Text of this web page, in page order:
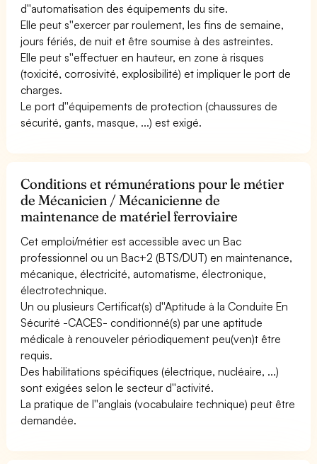
d''automatisation des équipements du site.
Elle peut s''exercer par roulement, les fins de semaine,
jours fériés, de nuit et être soumise à des astreintes.
Elle peut s''effectuer en hauteur, en zone à risques
(toxicité, corrosivité, explosibilité) et impliquer le port de
charges.
Le port d''équipements de protection (chaussures de
sécurité, gants, masque, ...) est exigé.
Conditions et rémunérations pour le métier
de Mécanicien / Mécanicienne de
maintenance de matériel ferroviaire
Cet emploi/métier est accessible avec un Bac
professionnel ou un Bac+2 (BTS/DUT) en maintenance,
mécanique, électricité, automatisme, électronique,
électrotechnique.
Un ou plusieurs Certificat(s) d''Aptitude à la Conduite En
Sécurité -CACES- conditionné(s) par une aptitude
médicale à renouveler périodiquement peu(ven)t être
requis.
Des habilitations spécifiques (électrique, nucléaire, ...)
sont exigées selon le secteur d''activité.
La pratique de l''anglais (vocabulaire technique) peut être
demandée.